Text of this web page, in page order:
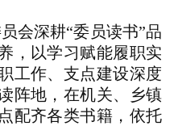
会深耕“委员读书”品
，以学习赋能履职实
工作、支点建设深度
阵地，在机关、乡镇
配齐各类书籍，依托